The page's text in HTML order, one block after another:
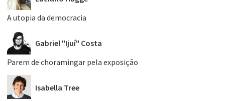
A utopia da democracia
Gabriel "Ijuí" Costa
Parem de choramingar pela exposição
Isabella Tree